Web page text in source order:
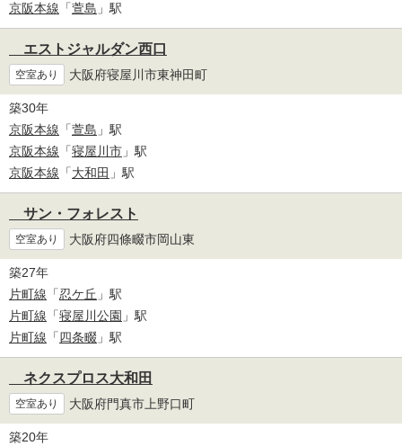
京阪本線 「萱島 」駅
エストジャルダン西口
空室あり 大阪府寝屋川市東神田町
築30年
京阪本線 「萱島 」駅
京阪本線 「寝屋川市 」駅
京阪本線 「大和田 」駅
サン・フォレスト
空室あり 大阪府四條畷市岡山東
築27年
片町線 「忍ケ丘 」駅
片町線 「寝屋川公園 」駅
片町線 「四条畷 」駅
ネクスプロス大和田
空室あり 大阪府門真市上野口町
築20年